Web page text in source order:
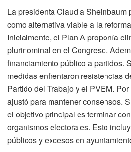
La presidenta Claudia Sheinbaum
como alternativa viable a la
Inicialmente, el Plan A proponía
plurinominal en el Congreso.
financiamiento público a partidos.
medidas enfrentaron resistencias
Partido del Trabajo y el PVEM.
ajustó para mantener consensos.
el objetivo principal es terminar
organismos electorales. Esto
públicos y excesos en